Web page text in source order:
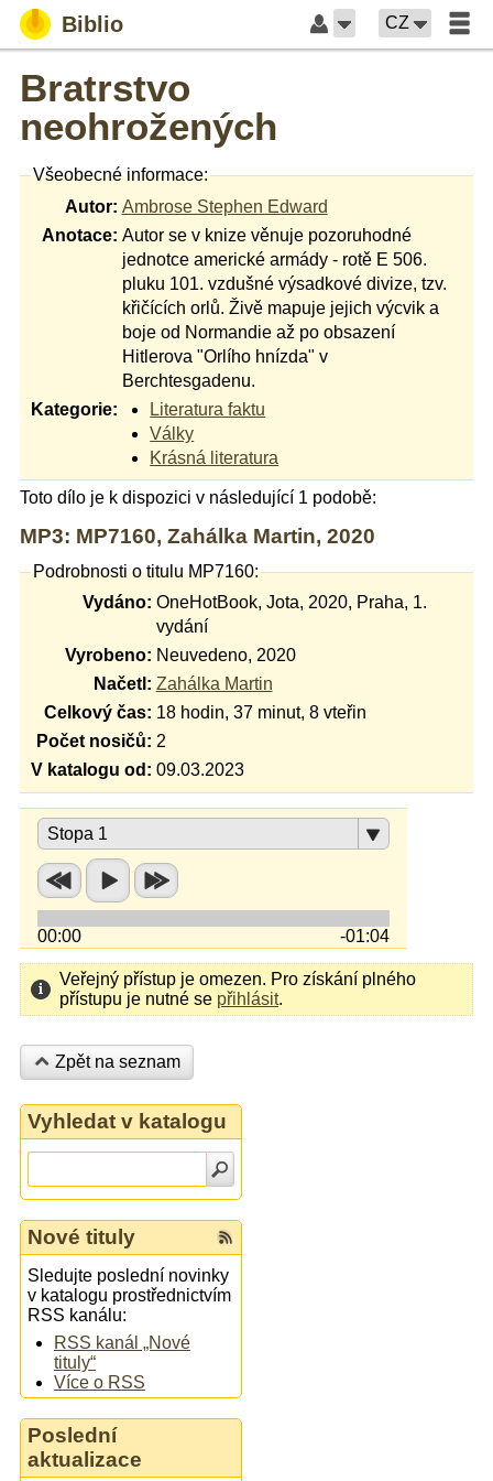
Biblio CZ
Bratrstvo
neohrožených
Všeobecné informace:
Autor: Ambrose Stephen Edward
Anotace: Autor se v knize věnuje pozoruhodné
jednotce americké armády - rotě E 506.
pluku 101. vzdušné výsadkové divize, tzv.
křičících orlů. Živě mapuje jejich výcvik a
boje od Normandie až po obsazení
Hitlerova "Orlího hnízda" v
Berchtesgadenu.
Kategorie:
Literatura faktu
Války
Krásná literatura
Toto dílo je k dispozici v následující 1 podobě:
MP3: MP7160, Zahálka Martin, 2020
Podrobnosti o titulu MP7160:
Vydáno: OneHotBook, Jota, 2020, Praha, 1.
vydání
Vyrobeno: Neuvedeno, 2020
Načetl: Zahálka Martin
Celkový čas: 18 hodin, 37 minut, 8 vteřin
Počet nosičů: 2
V katalogu od: 09.03.2023
Stopa 1
00:00 -01:04
Veřejný přístup je omezen. Pro získání plného
přístupu je nutné se přihlásit.
Zpět na seznam
Vyhledat v katalogu
Nové tituly
Sledujte poslední novinky
v katalogu prostřednictvím
RSS kanálu:
RSS kanál „Nové
tituly“
Více o RSS
Poslední
aktualizace